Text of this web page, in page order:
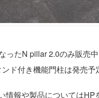
ったN pillar 2.0のみ販売
ド付き機能門柱は発売予
情報や製品についてはHP